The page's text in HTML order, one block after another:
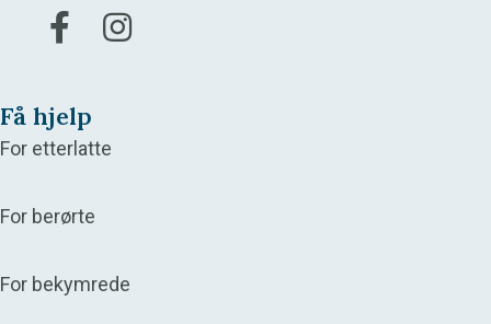
Gå til vår Facebook
Gå til vår Instagram
Få hjelp
For etterlatte
For berørte
For bekymrede